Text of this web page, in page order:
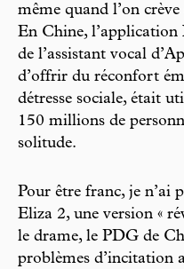
même quand l’on
En Chine, l’application
de l’assistant vocal
d’offrir du réconfort
détresse sociale, était
150 millions de
solitude.
Pour être franc, je n’ai
Eliza 2, une version «
le drame, le PDG de
problèmes d’incitation